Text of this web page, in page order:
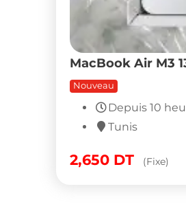
MacBook Air M3
Nouveau
Depuis 10
Tunis
2,650 DT (Fixe)